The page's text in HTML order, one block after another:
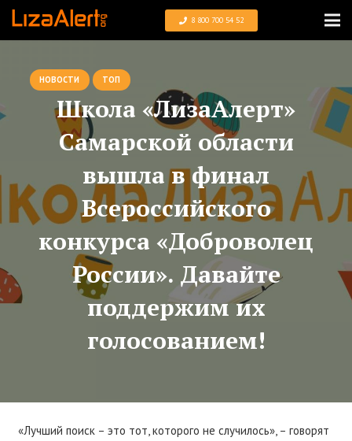
8 800 700 54 52
НОВОСТИ ТОП
Школа «ЛизаАлерт»
Самарской области
вышла в финал
Всероссийского
конкурса «Доброволец
России». Давайте
поддержим их
голосованием!
«Лучший поиск – это тот, которого не случилось», – говорят